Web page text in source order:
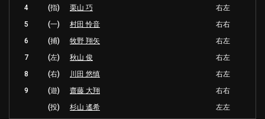
4
(指) 栗山 巧
右左
5
(一) 村田 怜音
右右
6
(捕) 牧野 翔矢
右左
7
(左) 秋山 俊
右左
8
(右) 川田 悠慎
右左
9
(遊) 齋藤 大翔
右右
(投)
杉山 遙希 左左